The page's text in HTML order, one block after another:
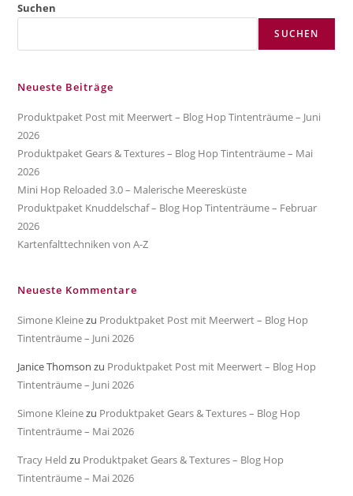
Suchen
SUCHEN
Neueste Beiträge
Produktpaket Post mit Meerwert – Blog Hop Tintenträume – Juni
2026
Produktpaket Gears & Textures – Blog Hop Tintenträume – Mai
2026
Mini Hop Reloaded 3.0 – Malerische Meeresküste
Produktpaket Knuddelschaf – Blog Hop Tintenträume – Februar
2026
Kartenfalttechniken von A-Z
Neueste Kommentare
Simone Kleinezu Produktpaket Post mit Meerwert – Blog Hop
Tintenträume – Juni 2026
Janice Thomson zu Produktpaket Post mit Meerwert – Blog Hop
Tintenträume – Juni 2026
Simone Kleinezu Produktpaket Gears & Textures – Blog Hop
Tintenträume – Mai 2026
Tracy Held zu Produktpaket Gears & Textures – Blog Hop
Tintenträume – Mai 2026